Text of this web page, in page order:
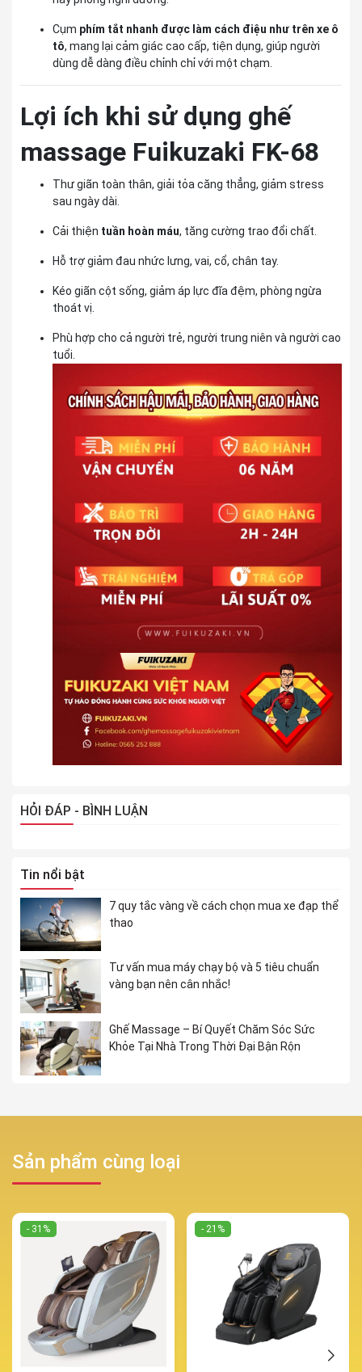
Cụm phím tắt nhanh được làm cách điệu như trên xe ô
tô, mang lại cảm giác cao cấp, tiện dụng, giúp người
dùng dễ dàng điều chỉnh chỉ với một chạm.
Lợi ích khi sử dụng ghế
massage Fuikuzaki FK-68
Thư giãn toàn thân, giải tỏa căng thẳng, giảm stress
sau ngày dài.
Cải thiện tuần hoàn máu, tăng cường trao đổi chất.
Hỗ trợ giảm đau nhức lưng, vai, cổ, chân tay.
Kéo giãn cột sống, giảm áp lực đĩa đệm, phòng ngừa
thoát vị.
Phù hợp cho cả người trẻ, người trung niên và người cao
tuổi.
HỎI ĐÁP - BÌNH LUẬN
Tin nổi bật
7 quy tắc vàng về cách chọn mua xe đạp thể
thao
Tư vấn mua máy chạy bộ và 5 tiêu chuẩn
vàng bạn nên cân nhắc!
Ghế Massage – Bí Quyết Chăm Sóc Sức
Khỏe Tại Nhà Trong Thời Đại Bận Rộn
Sản phẩm cùng loại
- 31% - 21%